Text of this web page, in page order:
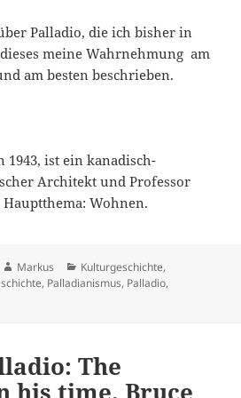
Palladio, die ich bisher in
meine Wahrnehmung am
am besten beschrieben.
1943, ist ein kanadisch-
Architekt und Professor
Wohnen.
Autor
Markus Kategorien
Kulturgeschichte,
, Palladianismus, Palladio,
The